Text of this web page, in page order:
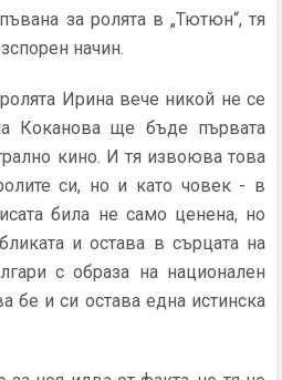
за ролята в „Тютюн“, тя
начин.
Ирина вече никой не се
Коканова ще бъде първата
кино. И тя извоюва това
си, но и като човек - в
била не само ценена, но
и остава в сърцата на
с образа на национален
бе и си остава една истинска